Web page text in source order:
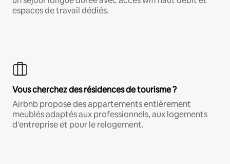
espaces de travail dédiés.
Vous cherchez des résidences de tourisme ?
Airbnb propose des appartements entièrement
meublés adaptés aux professionnels, aux logements
d'entreprise et pour le relogement.